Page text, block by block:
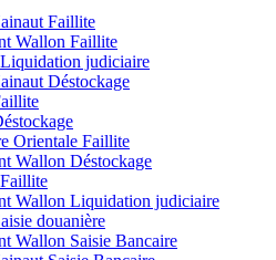
Faillite
Wallon Faillite
Liquidation judiciaire
Déstockage
Orientale Faillite
Wallon Déstockage
Wallon Liquidation judiciaire
douanière
Wallon Saisie Bancaire